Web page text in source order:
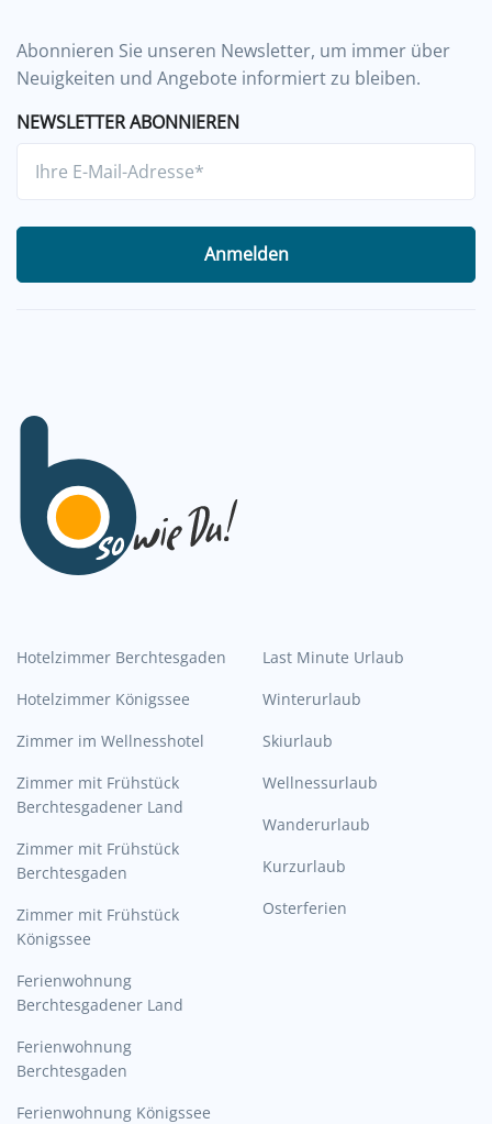
Abonnieren Sie unseren Newsletter, um immer über
Neuigkeiten und Angebote informiert zu bleiben.
NEWSLETTER ABONNIEREN
Anmelden
Hotelzimmer Berchtesgaden
Hotelzimmer Königssee
Zimmer im Wellnesshotel
Zimmer mit Frühstück
Berchtesgadener Land
Zimmer mit Frühstück
Berchtesgaden
Zimmer mit Frühstück
Königssee
Ferienwohnung
Berchtesgadener Land
Ferienwohnung
Berchtesgaden
Ferienwohnung Königssee
Last Minute Urlaub
Winterurlaub
Skiurlaub
Wellnessurlaub
Wanderurlaub
Kurzurlaub
Osterferien